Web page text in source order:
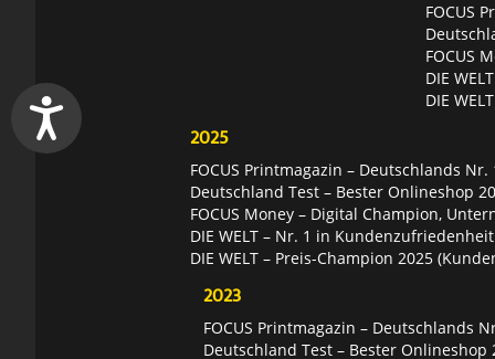
FOCUS
FOCUS
DIE
DIE
2025
FOCUS Printmagazin – Deutschlands
Deutschland Test – Bester Onlineshop
FOCUS Money – Digital Champion,
DIE WELT – Nr. 1 in
DIE WELT – Preis-Champion 2025
2023
FOCUS Printmagazin – Deutschlands
Deutschland Test – Bester Onlineshop